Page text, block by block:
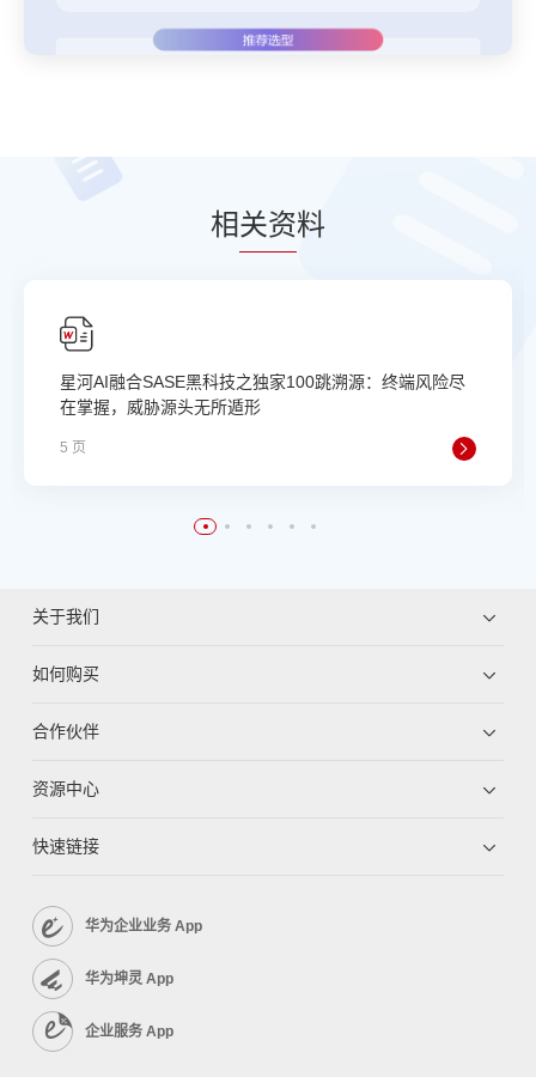
相关资料
星河AI融合SASE黑科技之独家100跳溯源：终端风险尽
在掌握，威胁源头无所遁形
5 页
关于我们
如何购买
合作伙伴
资源中心
快速链接
华为企业业务 App
华为坤灵 App
企业服务 App